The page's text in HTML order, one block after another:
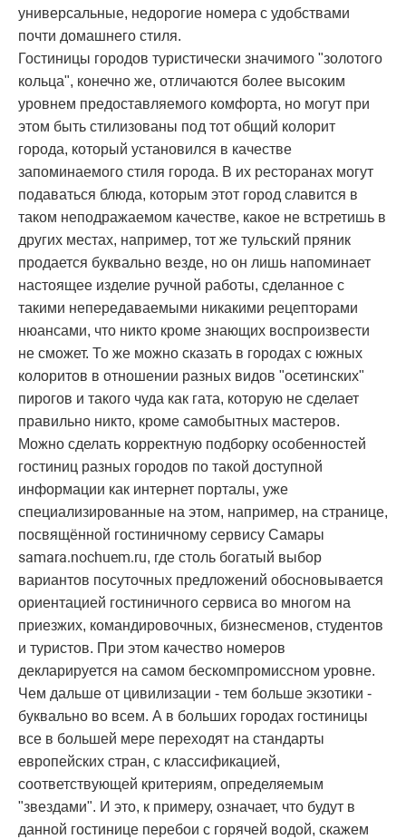
универсальные, недорогие номера с удобствами
почти домашнего стиля.
Гостиницы городов туристически значимого "золотого
кольца", конечно же, отличаются более высоким
уровнем предоставляемого комфорта, но могут при
этом быть стилизованы под тот общий колорит
города, который установился в качестве
запоминаемого стиля города. В их ресторанах могут
подаваться блюда, которым этот город славится в
таком неподражаемом качестве, какое не встретишь в
других местах, например, тот же тульский пряник
продается буквально везде, но он лишь напоминает
настоящее изделие ручной работы, сделанное с
такими непередаваемыми никакими рецепторами
нюансами, что никто кроме знающих воспроизвести
не сможет. То же можно сказать в городах с южных
колоритов в отношении разных видов "осетинских"
пирогов и такого чуда как гата, которую не сделает
правильно никто, кроме самобытных мастеров.
Можно сделать корректную подборку особенностей
гостиниц разных городов по такой доступной
информации как интернет порталы, уже
специализированные на этом, например, на странице,
посвящённой гостиничному сервису Самары
samara.nochuem.ru, где столь богатый выбор
вариантов посуточных предложений обосновывается
ориентацией гостиничного сервиса во многом на
приезжих, командировочных, бизнесменов, студентов
и туристов. При этом качество номеров
декларируется на самом бескомпромиссном уровне.
Чем дальше от цивилизации - тем больше экзотики -
буквально во всем. А в больших городах гостиницы
все в большей мере переходят на стандарты
европейских стран, с классификацией,
соответствующей критериям, определяемым
"звездами". И это, к примеру, означает, что будут в
данной гостинице перебои с горячей водой, скажем